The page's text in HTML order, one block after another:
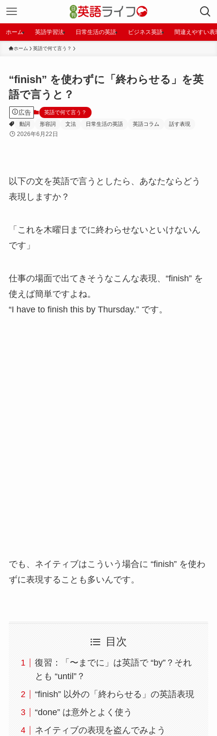
ホーム 英語学習法 日常生活の英語 ビジネス英語 間違えやすい表
ホーム 英語で何て言う？
“finish” を使わずに「終わらせる」を英
語で言うと？
広告
英語で何て言う？
動詞
形容詞 文法 日常生活の英語 英語コラム 話す表現
2026年6月22日
以下の文を英語で言うとしたら、あなたならどう
表現しますか？
「これを木曜日までに終わらせないといけないん
です」
仕事の場面で出てきそうなこんな表現、“finish” を
使えば簡単ですよね。
“I have to finish this by Thursday.” です。
でも、ネイティブはこういう場合に “finish” を使わ
ずに表現することも多いんです。
目次
復習：「〜までに」は英語で “by”？それ
とも “until”？
“finish” 以外の「終わらせる」の英語表現
“done” は意外とよく使う
ネイティブの表現を盗んでみよう